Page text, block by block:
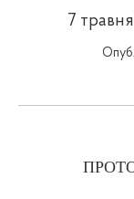
7